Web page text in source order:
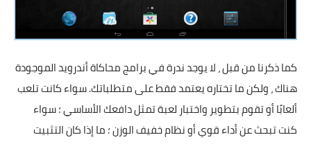
كما ذكرنا من قبل ، لا يوجد ندرة في برامج محاكاة أندرويد الموجودة
هناك ، ولكن ما تختاره يعتمد فقط على متطلباتك. سواء كانت تلعب
ألعابًا أو تقوم بتطوير واختبار لعبة تمثل دافعك الأساسي ؛ سواء
كنت تبحث عن أداء قوي أو نظام خفيف الوزن ؛ ما إذا كان التثبيت